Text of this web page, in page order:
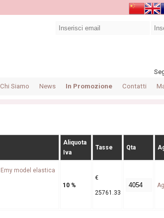
Chi Siamo News In Promozione Contatti
Aliquota
Iva
Tasse Qta
model elastica
10 %
€
25761.33